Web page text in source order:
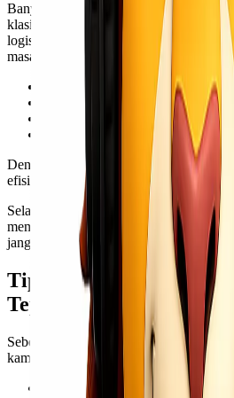
Banyak orang menganggap semua
klasifikasi cargo sangat berpengaruh
logistik. Salah memilih kategori bisa
masalah seperti:
Penolakan barang di bandara
Keterlambatan pengiriman
Biaya tambahan yang tidak
Risiko kerusakan atau bahkan
Dengan klasifikasi yang tepat, proses
efisien, dan sesuai dengan regulasi yang
Selain itu, untuk bisnis yang rutin
memahami klasifikasi ini juga
jangka panjang, termasuk estimasi
Tips Memilih Jenis
Tepat
Sebelum mengirim barang via udara,
kamu perhatikan:
Kenali jenis barang kamu